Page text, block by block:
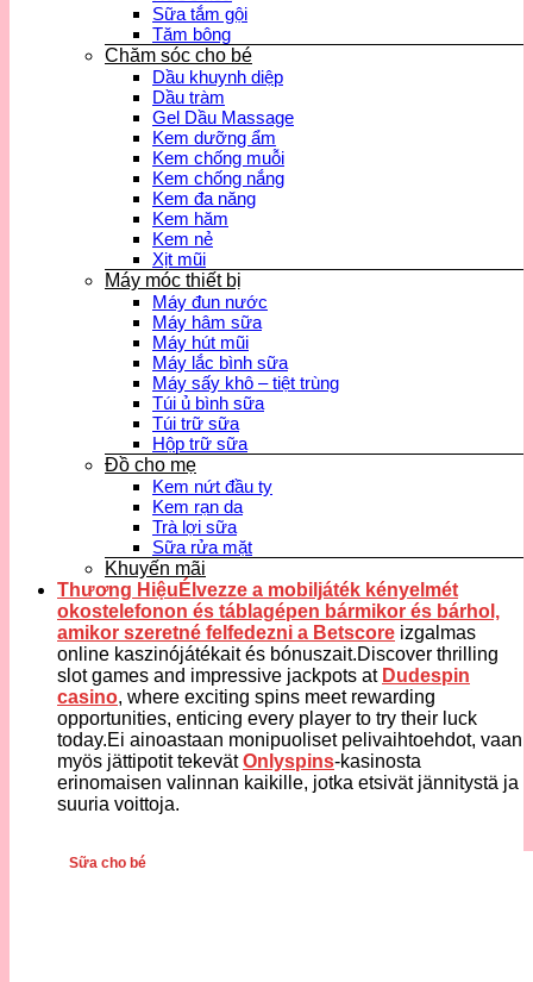
Sữa tắm gội
Tăm bông
Chăm sóc cho bé
Dầu khuynh diệp
Dầu tràm
Gel Dầu Massage
Kem dưỡng ẩm
Kem chống muỗi
Kem chống nắng
Kem đa năng
Kem hăm
Kem nẻ
Xịt mũi
Máy móc thiết bị
Máy đun nước
Máy hâm sữa
Máy hút mũi
Máy lắc bình sữa
Máy sấy khô – tiệt trùng
Túi ủ bình sữa
Túi trữ sữa
Hộp trữ sữa
Đồ cho mẹ
Kem nứt đầu ty
Kem rạn da
Trà lợi sữa
Sữa rửa mặt
Khuyến mãi
Thương HiệuÉlvezze a mobiljáték kényelmét
okostelefonon és táblagépen bármikor és bárhol,
amikor szeretné felfedezni a Betscore izgalmas
online kaszinójátékait és bónuszait.Discover thrilling
slot games and impressive jackpots at Dudespin
casino, where exciting spins meet rewarding
opportunities, enticing every player to try their luck
today.Ei ainoastaan monipuoliset pelivaihtoehdot, vaan
myös jättipotit tekevätOnlyspins-kasinosta
erinomaisen valinnan kaikille, jotka etsivät jännitystä ja
suuria voittoja.
Sữa cho bé